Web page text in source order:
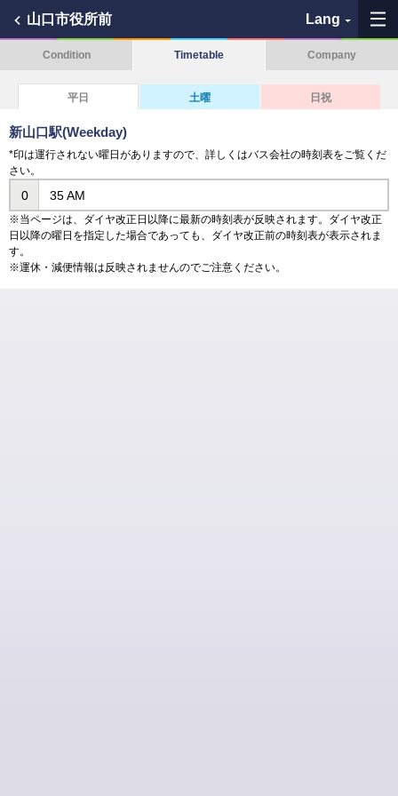
山口市役所前 Lang
See the map
Condition Timetable Company
平日 土曜 日祝
新山口駅(Weekday)
*印は運行されない曜日がありますので、詳しくはバス会社の時刻表をご覧くだ
さい。
0 35 AM
※当ページは、ダイヤ改正日以降に最新の時刻表が反映されます。ダイヤ改正
日以降の曜日を指定した場合であっても、ダイヤ改正前の時刻表が表示されま
す。
※運休・減便情報は反映されませんのでご注意ください。